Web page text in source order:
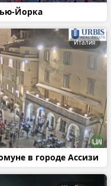
Йорка
в городе Ассизи
Италия